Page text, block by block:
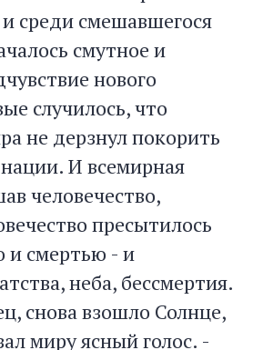
среди смешавшегося
смутное и
нового
случилось, что
не дерзнул покорить
И всемирная
человечество,
пресытилось
и смертью - и
неба, бессмертия.
снова взошло Солнце,
миру ясный голос. -